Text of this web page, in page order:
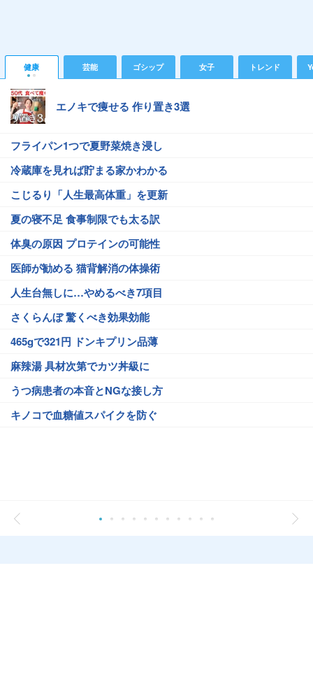
健康 芸能 ゴシップ 女子 トレンド
エノキで痩せる 作り置き3選
フライパン1つで夏野菜焼き浸し
冷蔵庫を見れば貯まる家かわかる
こじるり「人生最高体重」を更新
夏の寝不足 食事制限でも太る訳
体臭の原因 プロテインの可能性
医師が勧める 猫背解消の体操術
人生台無しに…やめるべき7項目
さくらんぼ 驚くべき効果効能
465gで321円 ドンキプリン品薄
麻辣湯 具材次第でカツ丼級に
うつ病患者の本音とNGな接し方
キノコで血糖値スパイクを防ぐ